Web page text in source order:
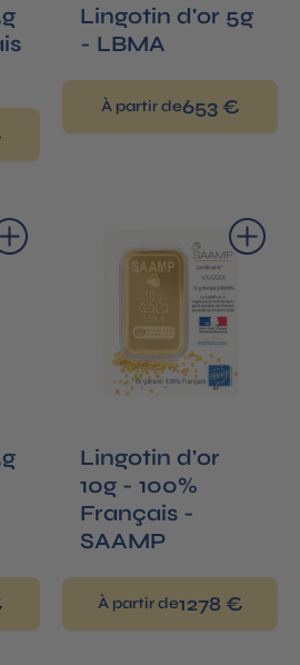
Lingotin d'or 5g
- LBMA
À partir de653 €
Lingotin d'or
10g - 100%
Français -
SAAMP
À partir de1278 €